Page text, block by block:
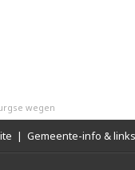
wegen
| Gemeente-info & links